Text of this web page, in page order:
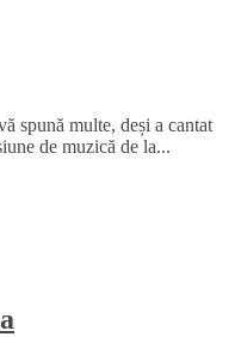
spună multe, deși a cantat
de muzică de la...